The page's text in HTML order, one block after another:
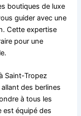
boutiques de luxe
guider avec une
Cette expertise
pour une
Saint-Tropez
des berlines
à tous les
est équipé des